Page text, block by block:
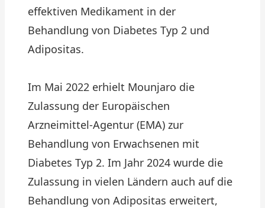
effektiven Medikament in der
Behandlung von Diabetes Typ 2 und
Adipositas.
Im Mai 2022 erhielt Mounjaro die
Zulassung der Europäischen
Arzneimittel-Agentur (EMA) zur
Behandlung von Erwachsenen mit
Diabetes Typ 2. Im Jahr 2024 wurde die
Zulassung in vielen Ländern auch auf die
Behandlung von Adipositas erweitert,